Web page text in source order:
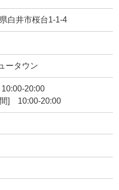
白井市桜台1-1-4
ータウン
20:00
間] 10:00-20:00